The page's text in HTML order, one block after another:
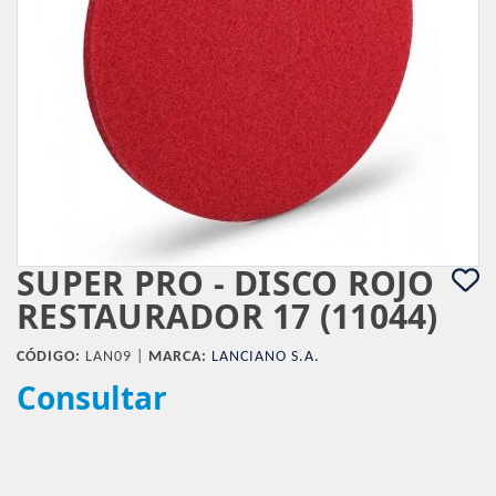
SUPER PRO - DISCO ROJO
RESTAURADOR 17 (11044)
CÓDIGO: LAN09 | MARCA: LANCIANO S.A.
Consultar